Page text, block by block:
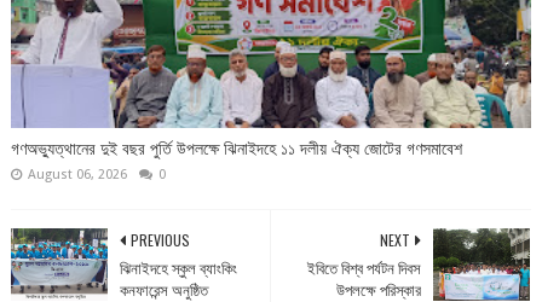
গণঅভ্যুত্থানের দুই বছর পুর্তি উপলক্ষে ঝিনাইদহে ১১ দলীয় ঐক্য জোটের গণসমাবেশ
August 06, 2026 0
NEXT
ইবিতে বিশ্ব পর্যটন দিবস
উপলক্ষে পরিস্কার
PREVIOUS
ঝিনাইদহে স্কুল ব্যাংকিং
কনফারেন্স অনুষ্ঠিত